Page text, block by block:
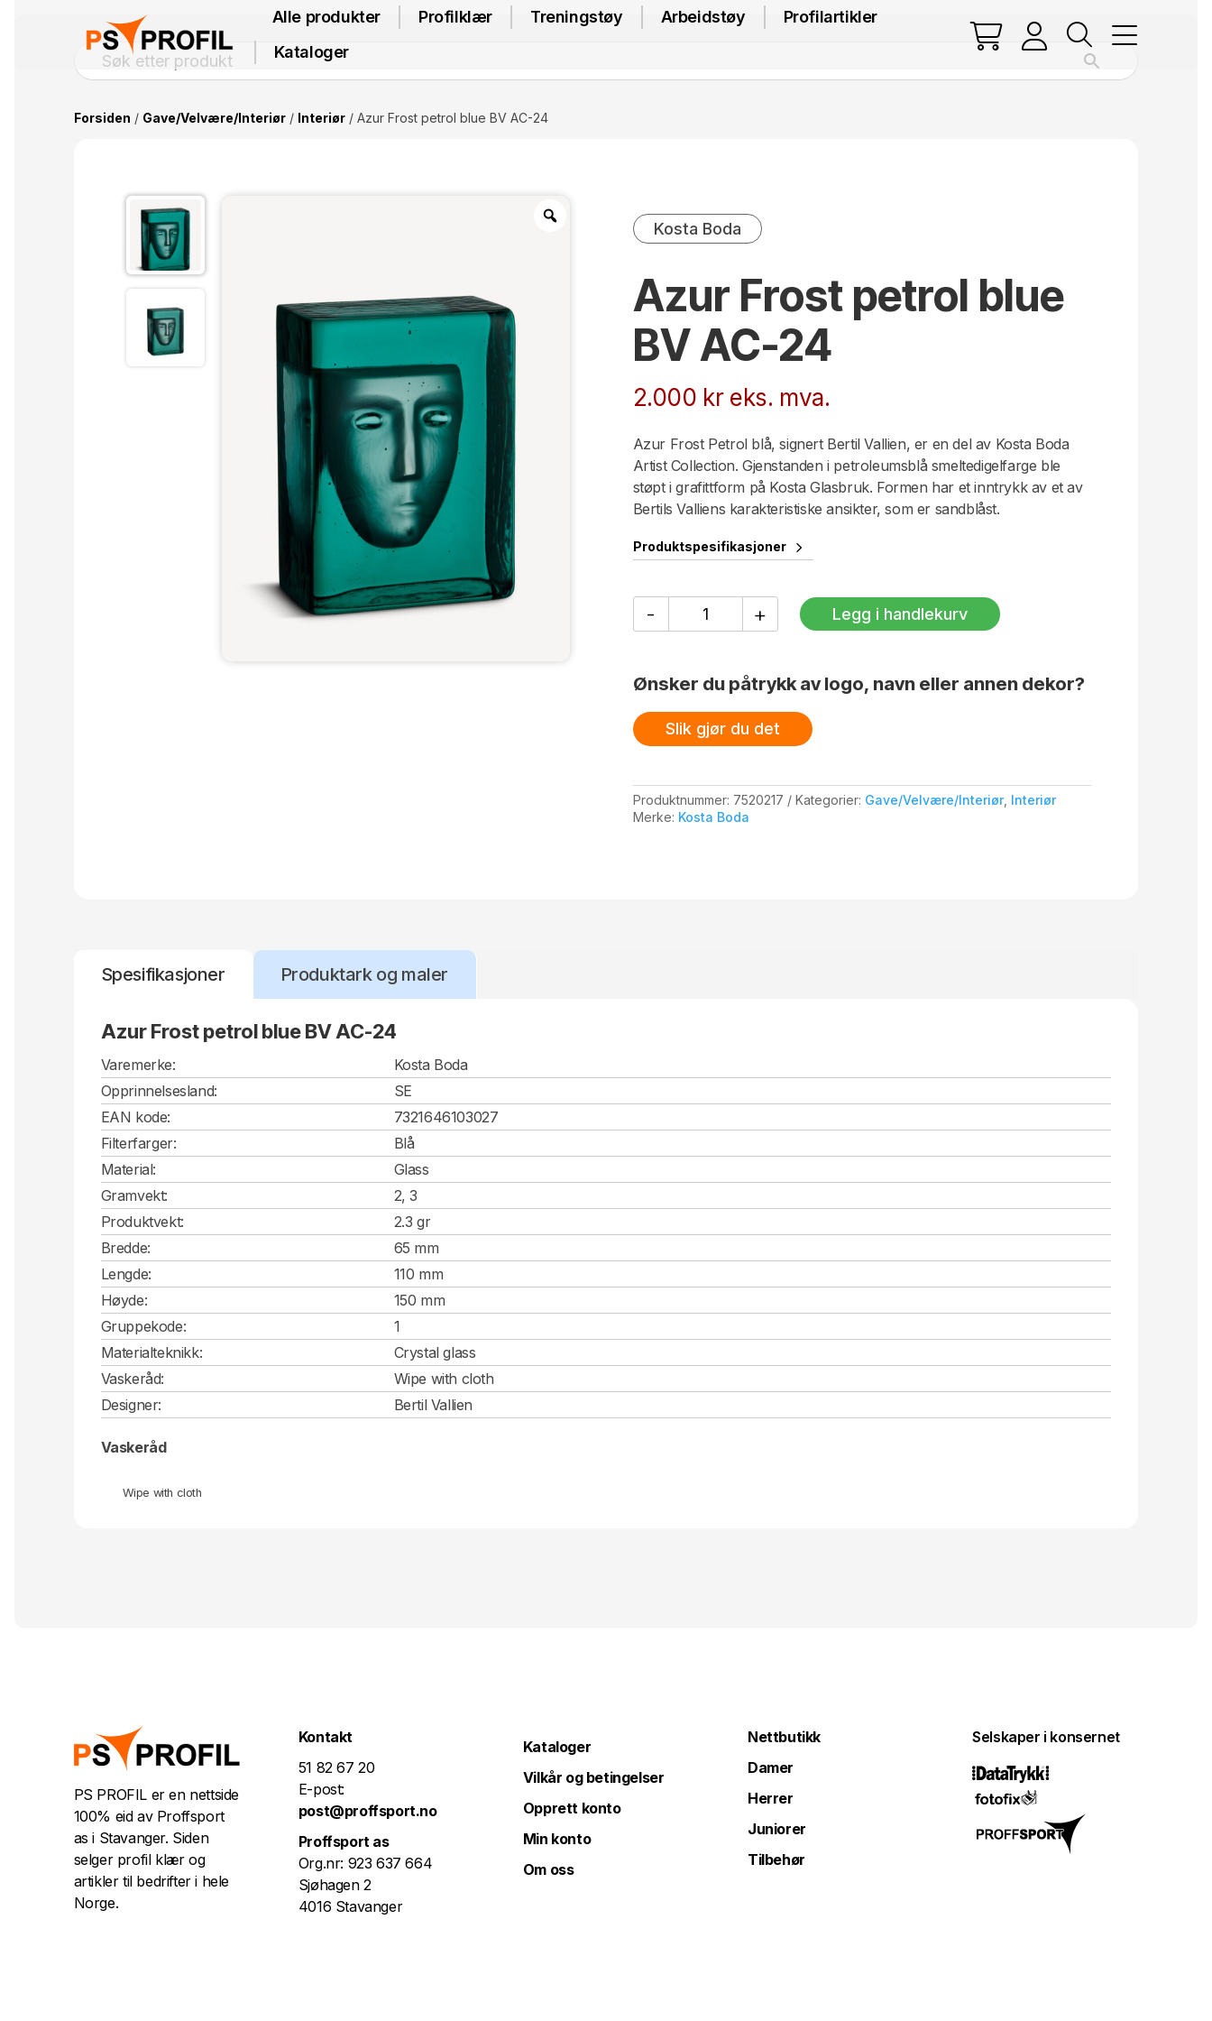
Alle produkter Profilklær Treningstøy Arbeidstøy
Profilartikler
Kataloger
Forsiden / Gave/Velvære/Interiør/ Interiør/ Azur Frost petrol blue BV AC-24
Kosta Boda
Azur Frost petrol blue
BV AC-24
2.000 kr eks. mva.
Azur Frost Petrol blå, signert Bertil Vallien, er en del av Kosta Boda
Artist Collection. Gjenstanden i petroleumsblå smeltedigelfarge ble
støpt i grafittform på Kosta Glasbruk. Formen har et inntrykk av et av
Bertils Valliens karakteristiske ansikter, som er sandblåst.
Produktspesifikasjoner
-
Frost
AC-
antall
+ Legg i handlekurv
Ønsker du påtrykk av logo, navn eller annen dekor?
Slik gjør du det
Produktnummer: 7520217 Kategorier: Gave/Velvære/Interiør, Interiør
Merke: Kosta Boda
Spesifikasjoner Produktark og maler
Azur Frost petrol blue BV AC-24
Varemerke:
Kosta Boda
Opprinnelsesland:
SE
EAN kode:
7321646103027
Filterfarger:
Blå
Material:
Glass
Gramvekt:
2, 3
Produktvekt:
2.3 gr
Bredde:
65 mm
Lengde:
110 mm
Høyde:
150 mm
Gruppekode:
1
Materialteknikk:
Crystal glass
Vaskeråd:
Wipe with cloth
Designer:
Bertil Vallien
Vaskeråd
Wipe with cloth
PS PROFIL er en nettside
100% eid av Proffsport
as i Stavanger. Siden
selger profil klær og
artikler til bedrifter i hele
Norge.
Kontakt
51 82 67 20
E-post:
post@proffsport.no
Proffsport as
Org.nr: 923 637 664
Sjøhagen 2
4016 Stavanger
Kataloger
Vilkår og betingelser
Opprett konto
Min konto
Om oss
Nettbutikk
Damer
Herrer
Juniorer
Tilbehør
Selskaper i konsernet